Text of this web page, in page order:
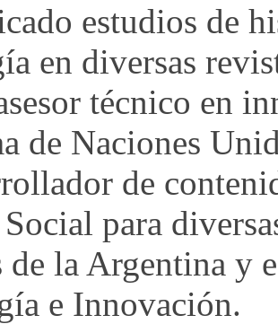
estudios de
en diversas
técnico en
de Naciones
de
para
de la Argentina y
e Innovación.